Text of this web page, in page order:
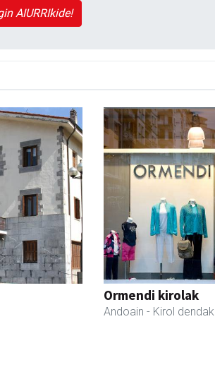
AIURRIkide!
Ormendi kirolak
Andoain - Kirol dendak